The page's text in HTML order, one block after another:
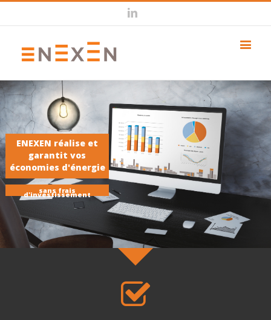
Linkedin
ENEXEN réalise et
garantit vos
économies d'énergie
sans frais
d'investissement